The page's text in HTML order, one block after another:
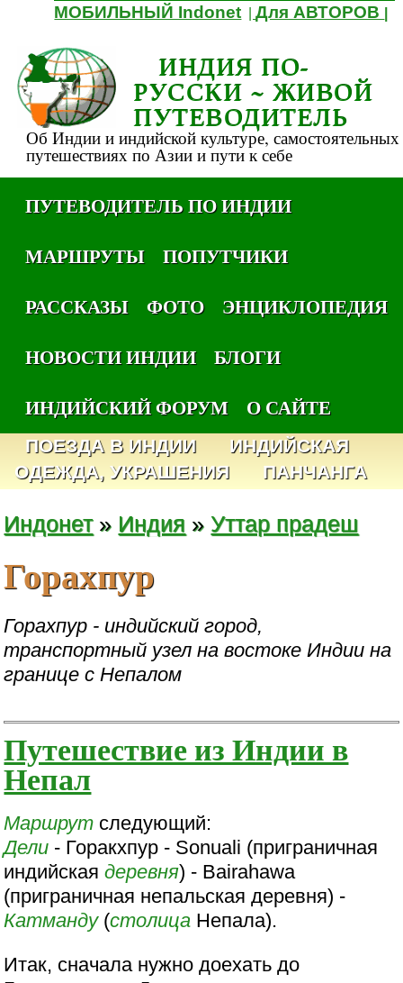
МОБИЛЬНЫЙ Indonet |Для АВТОРОВ
ИНДИЯ ПО-
РУССКИ ~ ЖИВОЙ
ПУТЕВОДИТЕЛЬ
Об Индии и индийской культуре, самостоятельных
путешествиях по Азии и пути к себе
ПУТЕВОДИТЕЛЬ ПО ИНДИИ
МАРШРУТЫ
ПОПУТЧИКИ
РАССКАЗЫ
ФОТО
ЭНЦИКЛОПЕДИЯ
НОВОСТИ ИНДИИ
БЛОГИ
ИНДИЙСКИЙ ФОРУМ
О САЙТЕ
ПОЕЗДА В ИНДИИ
ИНДИЙСКАЯ
ОДЕЖДА, УКРАШЕНИЯ
ПАНЧАНГА
Индонет» Индия » Уттар прадеш
Горахпур
Горахпур - индийский город,
транспортный узел на востоке Индии на
границе с Непалом
Путешествие из Индии в
Непал
Маршрут следующий:
Дели - Горакхпур - Sonuali (приграничная
индийскаядеревня) - Bairahawa
(приграничная непальская деревня) -
Катманду(столица Непала).
Итак, сначала нужно доехать до